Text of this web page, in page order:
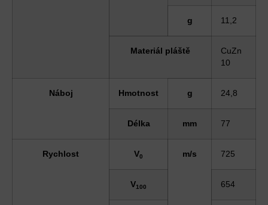
g 11,2
Materiál pláště
CuZn
10
Náboj Hmotnost g 24,8
Délka mm 77
Rychlost V0 m/s 725
V100 654